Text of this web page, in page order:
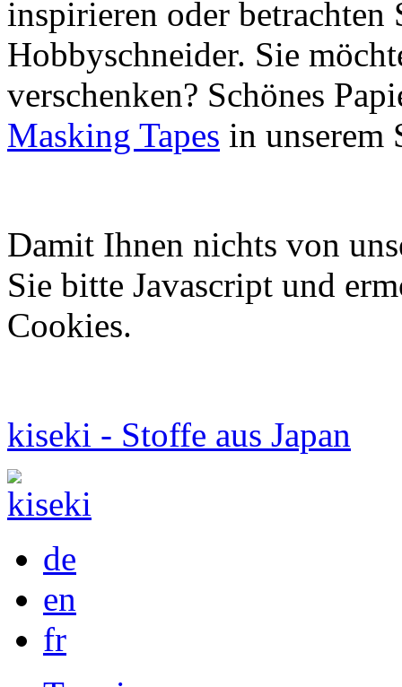
inspirieren oder betrachten
Hobbyschneider. Sie
verschenken? Schönes
Masking Tapes in unserem
Damit Ihnen nichts von
Sie bitte Javascript und
Cookies.
kiseki - Stoffe aus Japan
de
en
fr